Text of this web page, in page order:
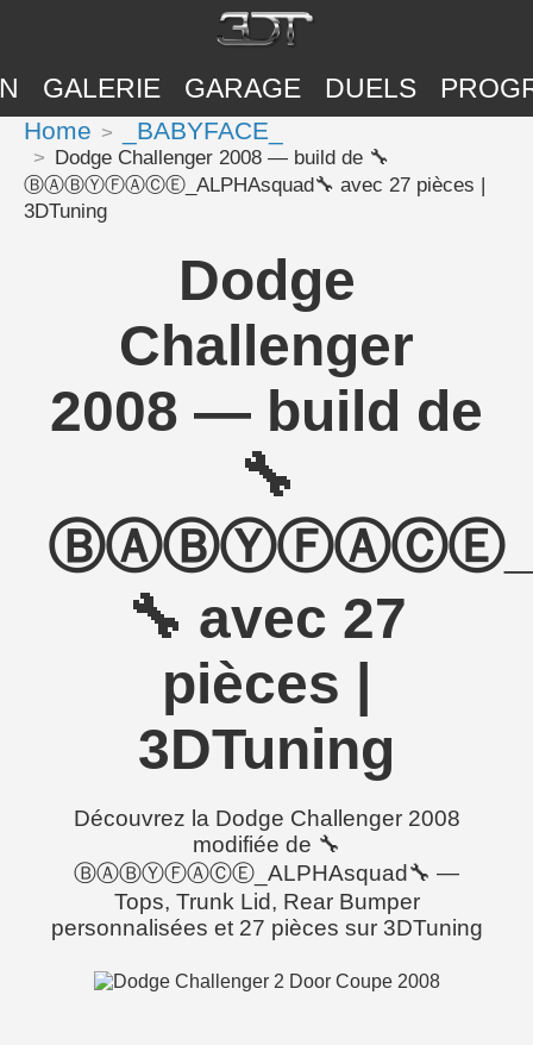
GALERIE GARAGE DUELS
Home _BABYFACE_
Dodge Challenger 2008 — build de 🔧
ⒷⒶⒷⓎⒻⒶⒸⒺ_ALPHAsquad🔧 avec 27 pièces |
3DTuning
Dodge
Challenger
2008 — build de
🔧
🔧 avec 27
pièces |
3DTuning
Découvrez la Dodge Challenger 2008
modifiée de 🔧
ⒷⒶⒷⓎⒻⒶⒸⒺ_ALPHAsquad🔧 —
Tops, Trunk Lid, Rear Bumper
personnalisées et 27 pièces sur 3DTuning